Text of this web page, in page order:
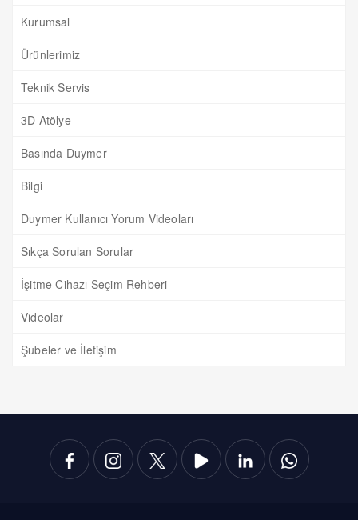
Kurumsal
Ürünlerimiz
Teknik Servis
3D Atölye
Basında Duymer
Bilgi
Duymer Kullanıcı Yorum Videoları
Sıkça Sorulan Sorular
İşitme Cihazı Seçim Rehberi
Videolar
Şubeler ve İletişim